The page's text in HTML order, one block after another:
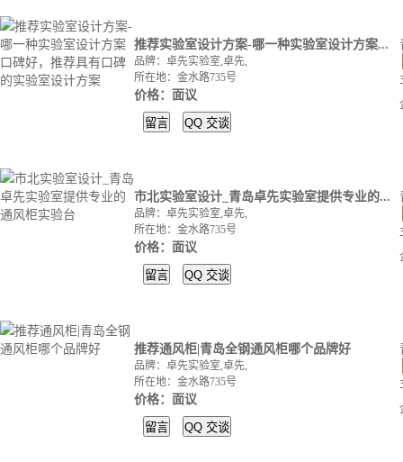
推荐实验室设计方案-哪一种实验室设计方案...
品牌：卓先实验室,卓先,
所在地：金水路735号
价格：面议
留言 QQ 交谈
市北实验室设计_青岛卓先实验室提供专业的...
品牌：卓先实验室,卓先,
所在地：金水路735号
价格：面议
留言 QQ 交谈
推荐通风柜|青岛全钢通风柜哪个品牌好
品牌：卓先实验室,卓先,
所在地：金水路735号
价格：面议
留言 QQ 交谈